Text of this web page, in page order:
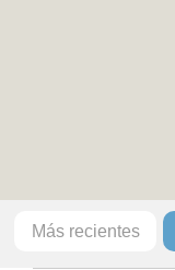
Más recientes